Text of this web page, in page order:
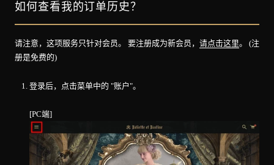
如何查看我的订单历史？
请注意，这项服务只针对会员。 要注册成为新会员， 请点击这里。 (注
册是免费的)
登录后，点击菜单中的 "账户"。
[PC端]